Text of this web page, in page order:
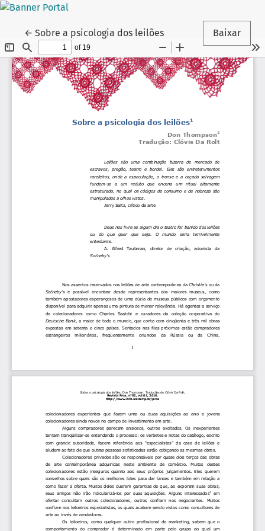
←Voltar aos Detalhes do Artigo
Sobre a psicologia dos leilões Baixar